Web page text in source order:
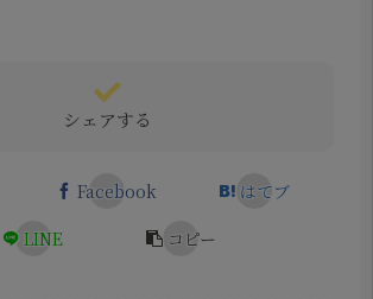
シェアする
Facebook
はてブ
LINE
コピー